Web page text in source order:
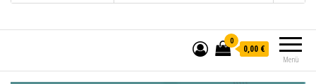
Menü
0
0,00 €